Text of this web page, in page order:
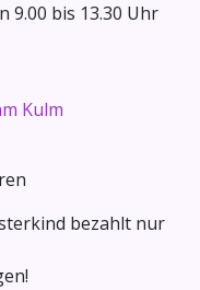
9.00 bis 13.30 Uhr
Kulm
bezahlt nur